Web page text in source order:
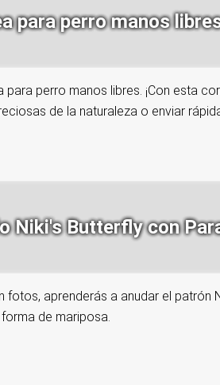
para perro manos
perro manos libres. ¡Con esta
de la naturaleza o enviar
Niki's Butterfly con
aprenderás a anudar el
de mariposa.